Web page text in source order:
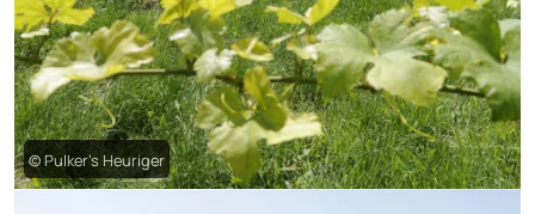
© Pulker’s Heuriger